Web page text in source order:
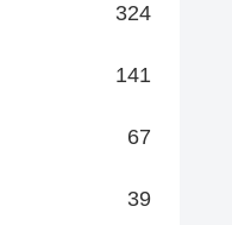
324
141
67
39